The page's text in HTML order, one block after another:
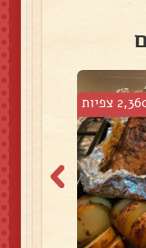
צפיות